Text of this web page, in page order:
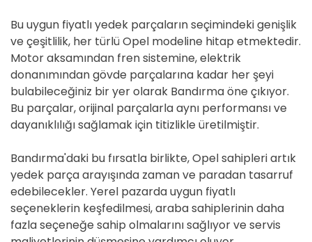
Bu uygun fiyatlı yedek parçaların seçimindeki genişlik
ve çeşitlilik, her türlü Opel modeline hitap etmektedir.
Motor aksamından fren sistemine, elektrik
donanımından gövde parçalarına kadar her şeyi
bulabileceğiniz bir yer olarak Bandırma öne çıkıyor.
Bu parçalar, orijinal parçalarla aynı performansı ve
dayanıklılığı sağlamak için titizlikle üretilmiştir.
Bandırma'daki bu fırsatla birlikte, Opel sahipleri artık
yedek parça arayışında zaman ve paradan tasarruf
edebilecekler. Yerel pazarda uygun fiyatlı
seçeneklerin keşfedilmesi, araba sahiplerinin daha
fazla seçeneğe sahip olmalarını sağlıyor ve servis